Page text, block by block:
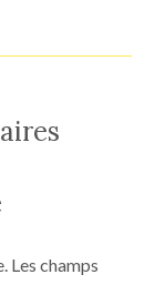
Les champs